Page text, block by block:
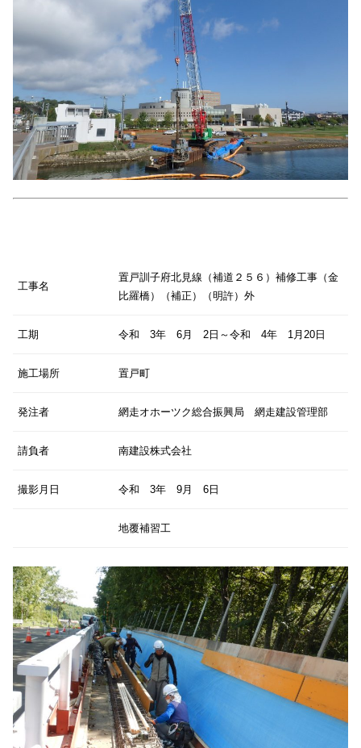
工事名
置戸訓子府北見線（補道２５６）補修工事（金
比羅橋）（補正）（明許）外
工期 令和 3年 6月 2日～令和 4年 1月20日
施工場所 置戸町
発注者 網走オホーツク総合振興局 網走建設管理部
請負者 南建設株式会社
撮影月日 令和 3年 9月 6日
地覆補習工